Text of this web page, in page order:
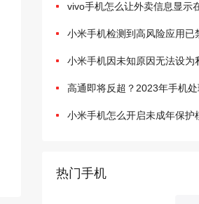
vivo手机怎么让外卖信息显示
小米手机检测到高风险应用已
小米手机因未知原因无法设为
高通即将反超？2023年手机处
小米手机怎么开启未成年保护
热门手机